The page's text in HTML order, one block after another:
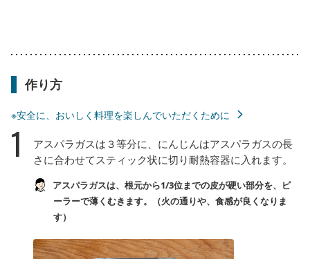
作り方
※安全に、おいしく料理を楽しんでいただくために
1
アスパラガスは３等分に、にんじんはアスパラガスの長
さに合わせてスティック状に切り耐熱容器に入れます。
アスパラガスは、根元から1/3位までの皮が硬い部分を、ピ
ーラーで薄くむきます。（火の通りや、食感が良くなりま
す）